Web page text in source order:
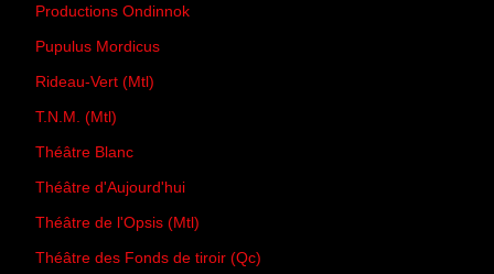
Productions Ondinnok
Pupulus Mordicus
Rideau-Vert (Mtl)
T.N.M. (Mtl)
Théâtre Blanc
Théâtre d'Aujourd'hui
Théâtre de l'Opsis (Mtl)
Théâtre des Fonds de tiroir (Qc)